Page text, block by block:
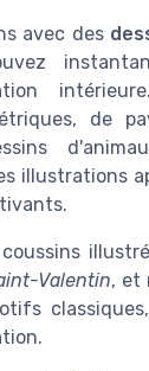
avec des
de
illustrations
Valentin, et